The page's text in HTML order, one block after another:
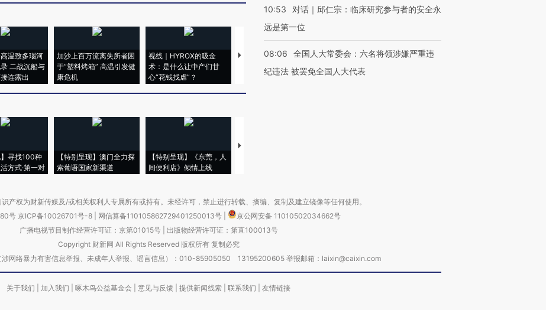
温致多瑙河
二战沉船与
连露出
加沙上百万流离失所者困
于“塑料烤箱” 高温引发健
康危机
视线｜HYROX的吸金
术：是什么让中产们甘
心“花钱找虐”？
马航飞行员跨国走私7万
粒摇头丸 尿检体内含3种
视线｜被称为“蟑螂”的印
度Z世代 用街头抗争将教
育部长拱下台
视线｜“入侵”还是“人道危
】寻找100种
方式·第一对
【特别呈现】澳门全力探
索葡语国家新渠道
【特别呈现】《东莞，人
间便利店》倾情上线
【推广】走进第四届链博
10:53
对话｜邱仁宗：临床研究参与者的安全永
远是第一位
08:06
全国人大常委会：六名将领涉嫌严重违
纪违法 被罢免全国人大代表
产权为财新传媒及/或相关权利人专属所有或持有。未经许可，禁止进行转载、摘编、复制及建立镜像等任何使用。
号京ICP备10026701号-8 网信算备110105862729401250013号
京公网安备 11010502034662号
广播电视节目制作经营许可证：京第01015号| 出版物经营许可证：第直100013号
Copyright 财新网 All Rights Reserved 版权所有 复制必究
涉网络暴力有害信息举报、未成年人举报、谣言信息）：010-85905050 13195200605 举报邮箱：laixin@caixin.com
关于我们 加入我们 啄木鸟公益基金会 意见与反馈 提供新闻线索 联系我们 友情链接